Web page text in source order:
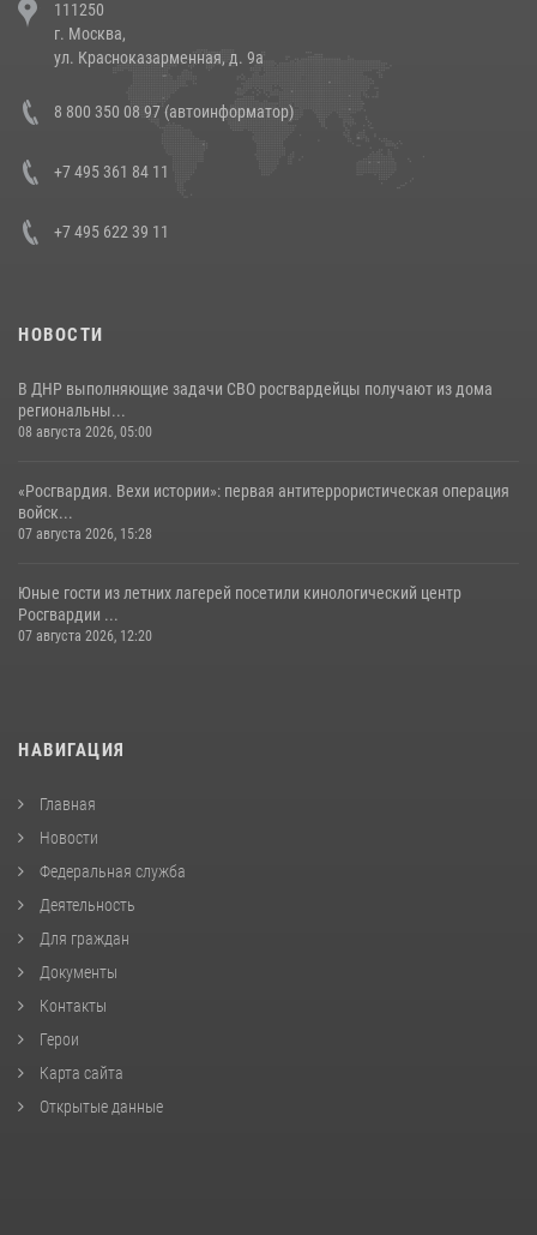
напавших на бригаду скорой помощи (видео)
14 июля 2026, 12:20
Состоялась рабочая встреча директора Росгвардии Героя России
генерала армии Виктора Золотова с заместителем полномочного
представителя Президента Российской Федерации в Северо-
Кавказском федеральном округе Виталием Кузнецовым
111250
г. Москва,
ул. Красноказарменная, д. 9а
8 800 350 08 97 (автоинформатор)
+7 495 361 84 11
+7 495 622 39 11
НОВОСТИ
В ДНР выполняющие задачи СВО росгвардейцы получают из дома
региональны...
08 августа 2026, 05:00
«Росгвардия. Вехи истории»: первая антитеррористическая операция
войск...
07 августа 2026, 15:28
Юные гости из летних лагерей посетили кинологический центр
Росгвардии ...
07 августа 2026, 12:20
НАВИГАЦИЯ
Главная
Новости
Федеральная служба
Деятельность
Для граждан
Документы
Контакты
Герои
Карта сайта
Открытые данные